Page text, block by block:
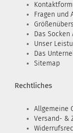
Fragen und
Das Socken
Unser
Das
Sitemap
Rechtliches
Allgemeine
Versand- &